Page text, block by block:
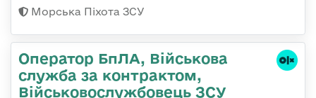
Морська Піхота ЗСУ
Оператор БпЛА, Військова
служба за контрактом,
Військовослужбовець ЗСУ